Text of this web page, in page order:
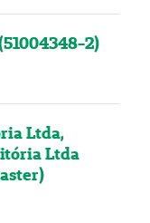
2)
Ltda,
Ltda